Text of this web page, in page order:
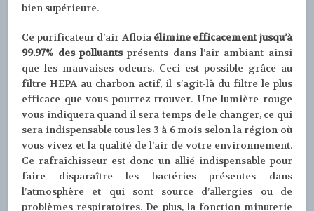
bien supérieure.
Ce purificateur d’air Afloia élimine efficacement jusqu’à
99.97% des polluantsprésents dans l’air ambiant ainsi
que les mauvaises odeurs. Ceci est possible grâce au
filtre HEPA au charbon actif, il s’agit-là du filtre le plus
efficace que vous pourrez trouver. Une lumière rouge
vous indiquera quand il sera temps de le changer, ce qui
sera indispensable tous les 3 à 6 mois selon la région où
vous vivez et la qualité de l’air de votre environnement.
Ce rafraîchisseur est donc un allié indispensable pour
faire disparaître les bactéries présentes dans
l’atmosphère et qui sont source d’allergies ou de
problèmes respiratoires. De plus, la fonction minuterie